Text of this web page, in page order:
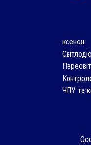
ксенон
ЧПУ та